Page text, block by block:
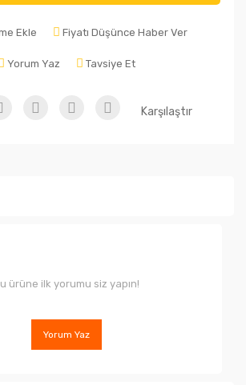
Ekle Fiyatı Düşünce Haber Ver
Yorum Yaz Tavsiye Et
Karşılaştır
ürüne ilk yorumu siz yapın!
Yorum Yaz